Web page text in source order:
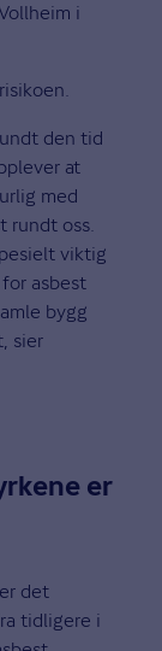
i
den tid
at
med
rundt oss.
viktig
asbest
bygg
sier
er
det
tidligere i